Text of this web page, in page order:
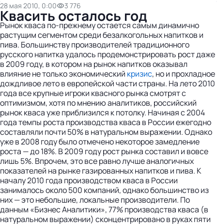
28 мая 2010, 0:00 3 776
Квасить осталось год
Рынок кваса по-прежнему остается самым динамично
растущим сегментом среди безалкогольных напитков и
пива. Большинству производителей традиционного
русского напитка удалось продемонстрировать рост даже
в 2009 году, в котором на рынок напитков оказывал
влияние не только экономический кризис, но и прохладное
дождливое лето в европейской части страны. На лето 2010
года все крупные игроки квасного рынка смотрят с
оптимизмом, хотя по мнению аналитиков, российский
рынок кваса уже приблизился к потолку. Начиная с 2004
года темпы роста производства кваса в России ежегодно
составляли почти 50% в натуральном выражении. Однако
уже в 2008 году было отмечено некоторое замедление
роста — до 18%. В 2009 году рост рынка составил и вовсе
лишь 5%. Впрочем, это все равно лучше аналогичных
показателей на рынке газированных напитков и пива. К
началу 2010 года производством кваса в России
занималось около 500 компаний, однако большинство из
них — это небольшие, локальные производители. По
данным «Бизнес Аналитики», 77% производства кваса (в
натуральном выражении) сконцентрировано в руках пяти